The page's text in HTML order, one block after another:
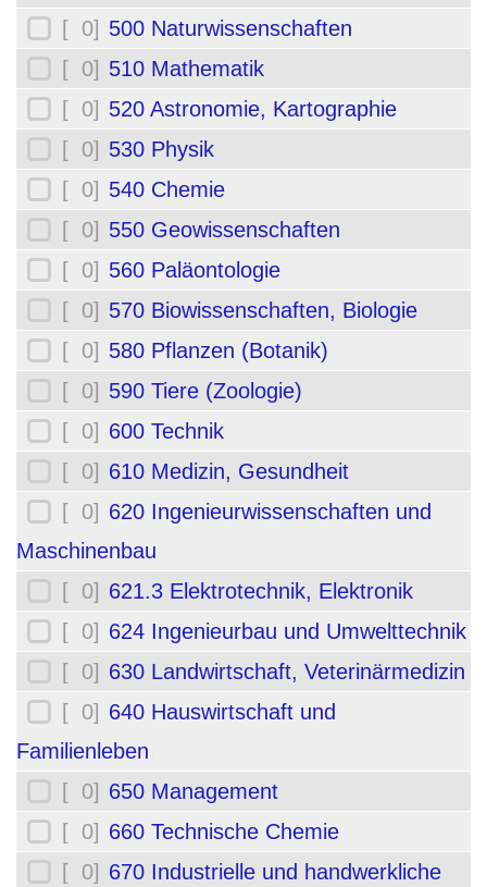
[ 0] 500 Naturwissenschaften
[ 0] 510 Mathematik
[ 0] 520 Astronomie, Kartographie
[ 0] 530 Physik
[ 0] 540 Chemie
[ 0] 550 Geowissenschaften
[ 0] 560 Paläontologie
[ 0] 570 Biowissenschaften, Biologie
[ 0] 580 Pflanzen (Botanik)
[ 0] 590 Tiere (Zoologie)
[ 0] 600 Technik
[ 0] 610 Medizin, Gesundheit
[ 0] 620 Ingenieurwissenschaften und
Maschinenbau
[ 0] 621.3 Elektrotechnik, Elektronik
[ 0] 624 Ingenieurbau und Umwelttechnik
[ 0] 630 Landwirtschaft, Veterinärmedizin
[ 0] 640 Hauswirtschaft und
Familienleben
[ 0] 650 Management
[ 0] 660 Technische Chemie
[ 0] 670 Industrielle und handwerkliche